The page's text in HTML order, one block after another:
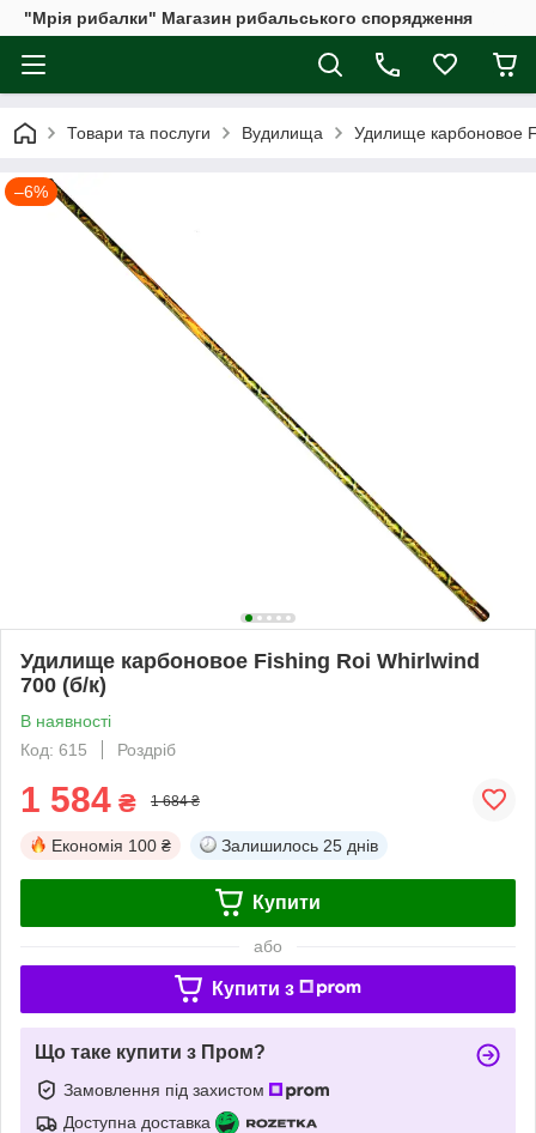
"Мрія рибалки" Магазин рибальського спорядження
Товари та послуги Вудилища Удилище карбоновое
–6%
Удилище карбоновое Fishing Roi Whirlwind
700 (б/к)
В наявності
Код: 615
Роздріб
1 584 ₴ 1 684 ₴
Економія 100 ₴ Залишилось 25 днів
Купити
або
Купити з
Що таке купити з Пром?
Замовлення під захистом
Доступна доставка